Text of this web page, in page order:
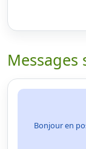
Bonjour en